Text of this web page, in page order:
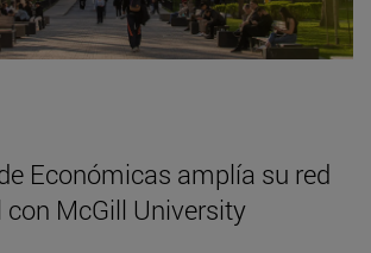
Económicas amplía su red
McGill University